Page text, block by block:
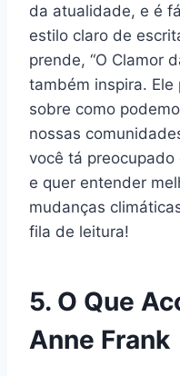
da atualidade, e é
estilo claro de
prende, “O Clamor
também inspira.
sobre como
nossas
você tá
e quer entender
mudanças
fila de leitura!
5. O Que
Anne Frank